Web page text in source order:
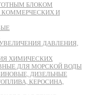
БЛОКОМ
КОММЕРЧЕСКИХ И
ДАВЛЕНИЯ,
ХИМИЧЕСКИХ
ДЛЯ МОРСКОЙ ВОДЫ
ДИЗЕЛЬНЫЕ
КЕРОСИНА,